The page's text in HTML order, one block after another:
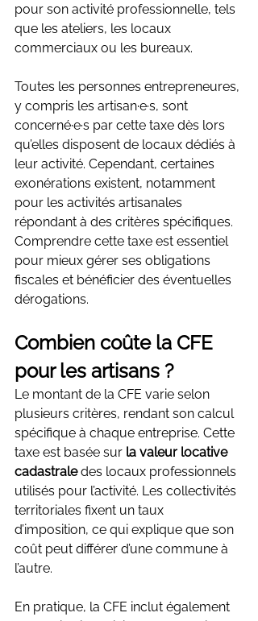
pour son activité professionnelle, tels
que les ateliers, les locaux
commerciaux ou les bureaux.
Toutes les personnes entrepreneures,
y compris les artisan·e·s, sont
concerné·e·s par cette taxe dès lors
qu’elles disposent de locaux dédiés à
leur activité. Cependant, certaines
exonérations existent, notamment
pour les activités artisanales
répondant à des critères spécifiques.
Comprendre cette taxe est essentiel
pour mieux gérer ses obligations
fiscales et bénéficier des éventuelles
dérogations.
Combien coûte la CFE
pour les artisans ?
Le montant de la CFE varie selon
plusieurs critères, rendant son calcul
spécifique à chaque entreprise. Cette
taxe est basée sur la valeur locative
cadastrale des locaux professionnels
utilisés pour l’activité. Les collectivités
territoriales fixent un taux
d’imposition, ce qui explique que son
coût peut différer d’une commune à
l’autre.
En pratique, la CFE inclut également